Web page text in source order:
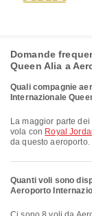
Domande
Queen Alia a
Quali compagnie
Internazionale
La maggior parte dei viaggiatori da Aeroporto Internazionale Queen Alia
vola con Royal
da questo aeroporto.
Quanti voli sono
Aeroporto